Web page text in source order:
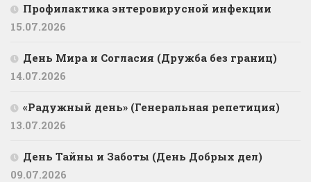
Профилактика энтеровирусной инфекции
15.07.2026
День Мира и Согласия (Дружба без границ)
14.07.2026
«Радужный день» (Генеральная репетиция)
13.07.2026
День Тайны и Заботы (День Добрых дел)
09.07.2026